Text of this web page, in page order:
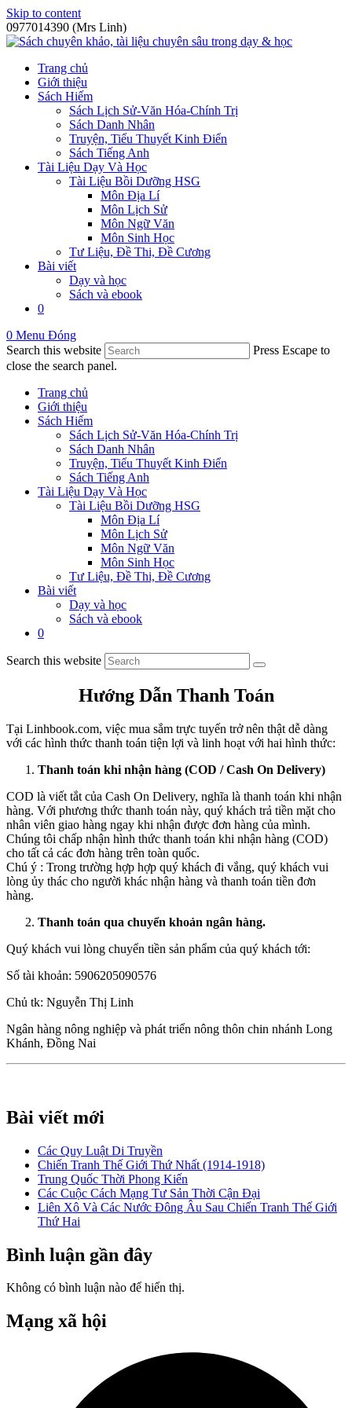
Skip to content
0977014390 (Mrs Linh)
Trang chủ
Giới thiệu
Sách Hiếm
Sách Lịch Sử-Văn Hóa-Chính Trị
Sách Danh Nhân
Truyện, Tiểu Thuyết Kinh Điển
Sách Tiếng Anh
Tài Liệu Dạy Và Học
Tài Liệu Bồi Dưỡng HSG
Môn Địa Lí
Môn Lịch Sử
Môn Ngữ Văn
Môn Sinh Học
Tư Liệu, Đề Thi, Đề Cương
Bài viết
Dạy và học
Sách và ebook
0
0 Menu Đóng
Search this website
Press Escape to
close the search panel.
Trang chủ
Giới thiệu
Sách Hiếm
Sách Lịch Sử-Văn Hóa-Chính Trị
Sách Danh Nhân
Truyện, Tiểu Thuyết Kinh Điển
Sách Tiếng Anh
Tài Liệu Dạy Và Học
Tài Liệu Bồi Dưỡng HSG
Môn Địa Lí
Môn Lịch Sử
Môn Ngữ Văn
Môn Sinh Học
Tư Liệu, Đề Thi, Đề Cương
Bài viết
Dạy và học
Sách và ebook
0
Search this website
Hướng Dẫn Thanh Toán
Tại Linhbook.com, việc mua sắm trực tuyến trở nên thật dễ dàng
với các hình thức thanh toán tiện lợi và linh hoạt với hai hình thức:
Thanh toán khi nhận hàng (COD / Cash On Delivery)
COD là viết tắt của Cash On Delivery, nghĩa là thanh toán khi nhận
hàng. Với phương thức thanh toán này, quý khách trả tiền mặt cho
nhân viên giao hàng ngay khi nhận được đơn hàng của mình.
Chúng tôi chấp nhận hình thức thanh toán khi nhận hàng (COD)
cho tất cả các đơn hàng trên toàn quốc.
Chú ý : Trong trường hợp hợp quý khách đi vắng, quý khách vui
lòng ủy thác cho người khác nhận hàng và thanh toán tiền đơn
hàng.
Thanh toán qua chuyển khoản ngân hàng.
Quý khách vui lòng chuyển tiền sản phẩm của quý khách tới:
Số tài khoản: 5906205090576
Chủ tk: Nguyễn Thị Linh
Ngân hàng nông nghiệp và phát triển nông thôn chin nhánh Long
Khánh, Đồng Nai
Bài viết mới
Các Quy Luật Di Truyền
Chiến Tranh Thế Giới Thứ Nhất (1914-1918)
Trung Quốc Thời Phong Kiến
Các Cuộc Cách Mạng Tư Sản Thời Cận Đại
Liên Xô Và Các Nước Đông Âu Sau Chiến Tranh Thế Giới
Thứ Hai
Bình luận gần đây
Không có bình luận nào để hiển thị.
Mạng xã hội